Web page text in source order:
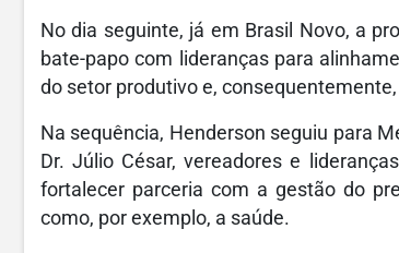
No dia seguinte, já em Brasil Novo, a
bate-papo com lideranças para
do setor produtivo e,
Na sequência, Henderson seguiu para
Dr. Júlio César, vereadores e
fortalecer parceria com a gestão do
como, por exemplo, a saúde.